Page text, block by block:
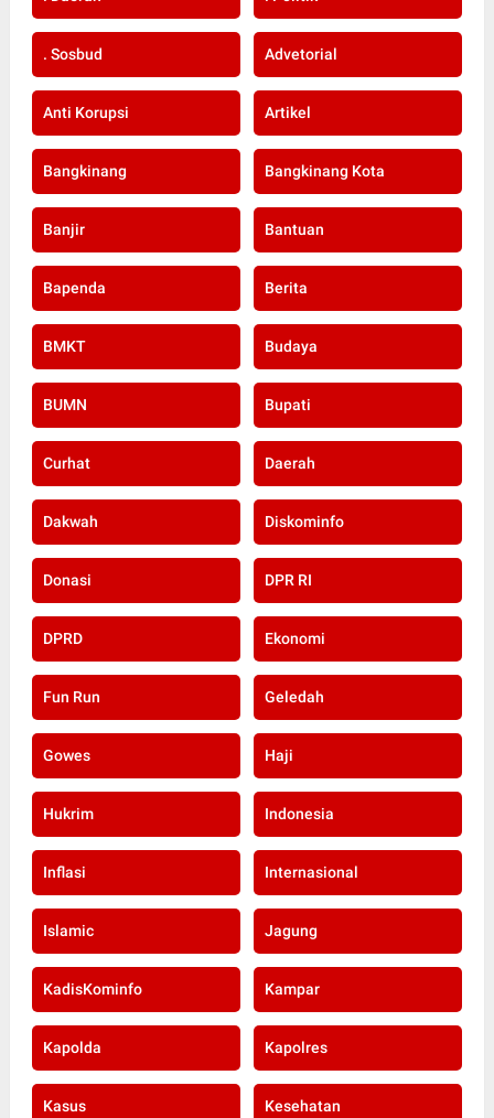
. Sosbud Advetorial
Anti Korupsi Artikel
Bangkinang Bangkinang Kota
Banjir Bantuan
Bapenda Berita
BMKT Budaya
BUMN Bupati
Curhat Daerah
Dakwah Diskominfo
Donasi DPR RI
DPRD Ekonomi
Fun Run Geledah
Gowes Haji
Hukrim Indonesia
Inflasi Internasional
Islamic Jagung
KadisKominfo Kampar
Kapolda Kapolres
Kasus Kesehatan